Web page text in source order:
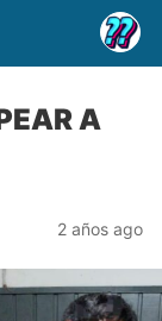
A
2 años ago